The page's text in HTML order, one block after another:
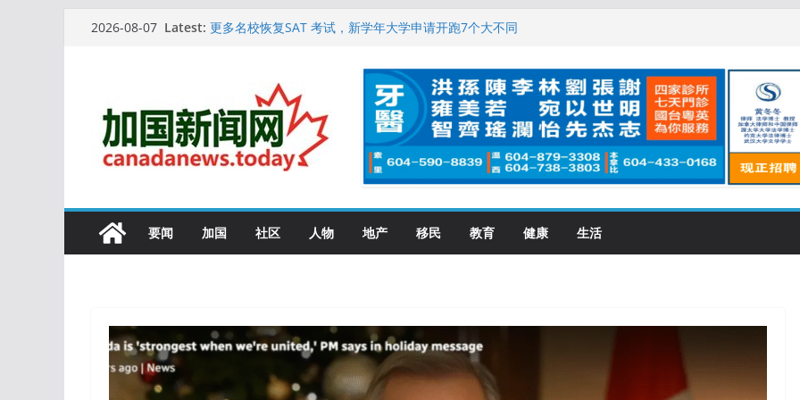
2026-08-07 Latest: 特鲁多半裸与水果姐海滩激吻! 热恋一年感情持续升温
加拿大人平均周薪升至此数！你有没有？
安省16岁少女当街遭围殴, 打成脑震荡! 大批人起哄拍照
要闻 加国 社区 人物 地产 移民 教育 健康 生活